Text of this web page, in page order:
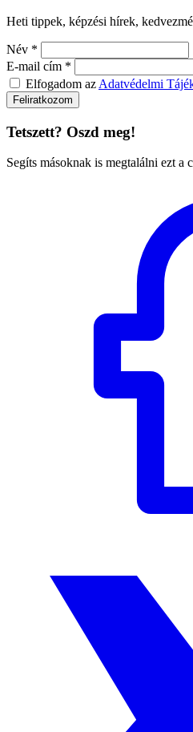
Heti tippek, képzési hírek,
Név *
E-mail cím *
Elfogadom az Adatvédelmi
Feliratkozom
Tetszett? Oszd meg!
Segíts másoknak is megtalálni ezt a